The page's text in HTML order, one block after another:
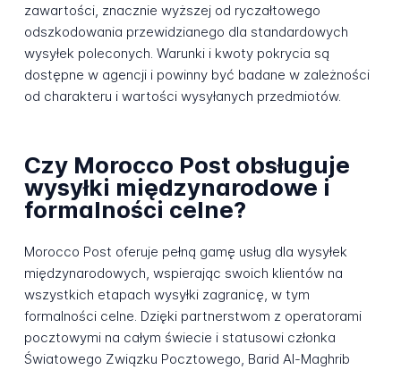
zawartości, znacznie wyższej od ryczałtowego
odszkodowania przewidzianego dla standardowych
wysyłek poleconych. Warunki i kwoty pokrycia są
dostępne w agencji i powinny być badane w zależności
od charakteru i wartości wysyłanych przedmiotów.
Czy Morocco Post obsługuje
wysyłki międzynarodowe i
formalności celne?
Morocco Post oferuje pełną gamę usług dla wysyłek
międzynarodowych, wspierając swoich klientów na
wszystkich etapach wysyłki zagranicę, w tym
formalności celne. Dzięki partnerstwom z operatorami
pocztowymi na całym świecie i statusowi członka
Światowego Związku Pocztowego, Barid Al-Maghrib